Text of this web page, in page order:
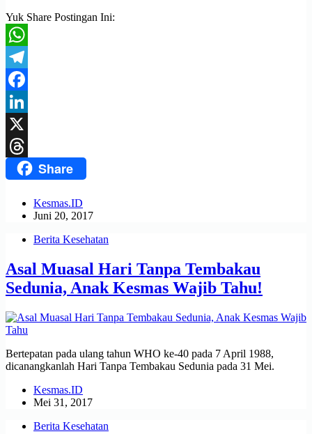
Yuk Share Postingan Ini:
WhatsApp
Telegram
Facebook
LinkedIn
X
ThreadsShare
Kesmas.ID
Juni 20, 2017
Berita Kesehatan
Asal Muasal Hari Tanpa Tembakau
Sedunia, Anak Kesmas Wajib Tahu!
Bertepatan pada ulang tahun WHO ke-40 pada 7 April 1988,
dicanangkanlah Hari Tanpa Tembakau Sedunia pada 31 Mei.
Kesmas.ID
Mei 31, 2017
Berita Kesehatan